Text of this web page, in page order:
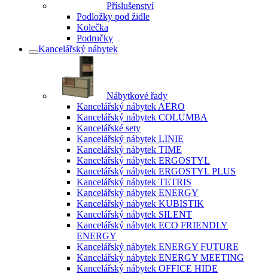
Příslušenství
Podložky pod židle
Kolečka
Područky
Kancelářský nábytek
Nábytkové řady
Kancelářský nábytek AERO
Kancelářský nábytek COLUMBA
Kancelářské sety
Kancelářský nábytek LINIE
Kancelářský nábytek TIME
Kancelářský nábytek ERGOSTYL
Kancelářský nábytek ERGOSTYL PLUS
Kancelářský nábytek TETRIS
Kancelářský nábytek ENERGY
Kancelářský nábytek KUBISTIK
Kancelářský nábytek SILENT
Kancelářský nábytek ECO FRIENDLY
ENERGY
Kancelářský nábytek ENERGY FUTURE
Kancelářský nábytek ENERGY MEETING
Kancelářský nábytek OFFICE HIDE